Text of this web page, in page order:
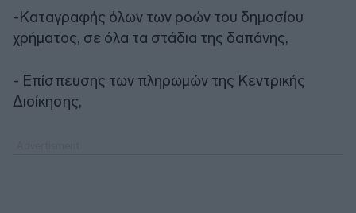
-Καταγραφής όλων των ροών του δημοσίου
χρήματος, σε όλα τα στάδια της δαπάνης,
- Επίσπευσης των πληρωμών της Κεντρικής
Διοίκησης,